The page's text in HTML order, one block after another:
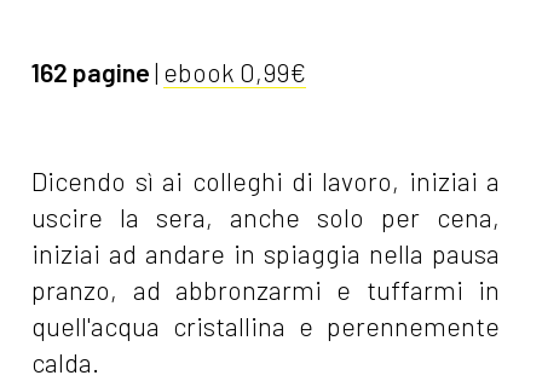
162 pagine | ebook 0,99€
Dicendo sì ai colleghi di lavoro, iniziai a
uscire la sera, anche solo per cena,
iniziai ad andare in spiaggia nella pausa
pranzo, ad abbronzarmi e tuffarmi in
quell'acqua cristallina e perennemente
calda.